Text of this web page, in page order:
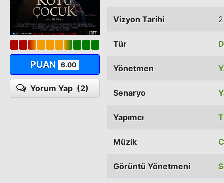
PUAN 6.00
Yorum Yap (2)
Vizyon Tarihi
Tür
Yönetmen
Senaryo
Yapımcı
Müzik
Görüntü Yönetmeni